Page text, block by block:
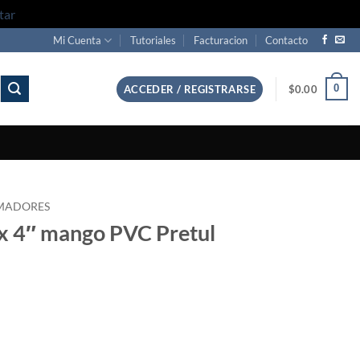
Mi Cuenta Tutoriales Facturacion Contacto
ACCEDER / REGISTRARSE $0.00 0
4″ mango PVC Pretul